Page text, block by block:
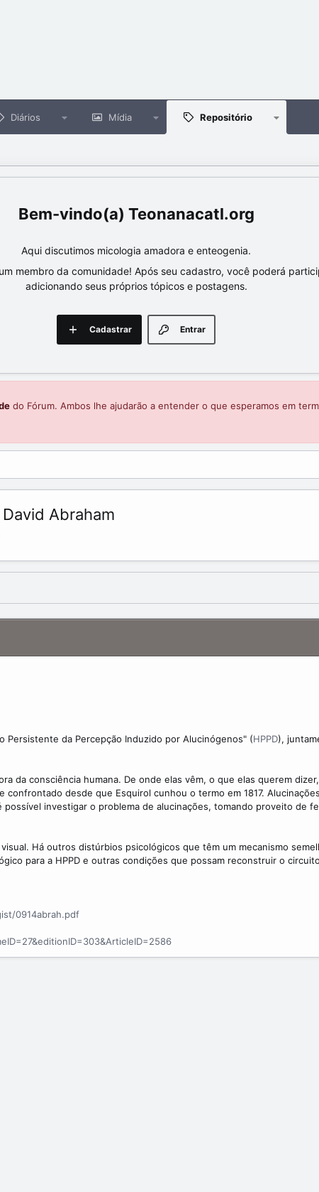
Diários Mídia Repositório
Teonanacatl.org
Aqui discutimos micologia amadora e enteogenia.
membro da comunidade! Após seu cadastro, você poderá
adicionando seus próprios tópicos e postagens.
Entrar
Cadastrar
do Fórum. Ambos lhe ajudarão a entender o que esperamos em
Abraham
Persistente da Percepção Induzido por Alucinógenos" (HPPD),
da consciência humana. De onde elas vêm, o que elas querem
desde que Esquirol cunhou o termo em 1817.
investigar o problema de alucinações, tomando proveito de
Há outros distúrbios psicológicos que têm um mecanismo
para a HPPD e outras condições que possam reconstruir o
0914abrah.pdf